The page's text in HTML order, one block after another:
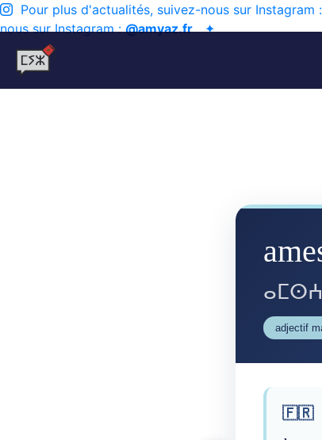
Pour plus d'actualités, suivez-nous sur Instagram :
nous sur Instagram :@amyaz.fr✦
adjectif
🇫🇷